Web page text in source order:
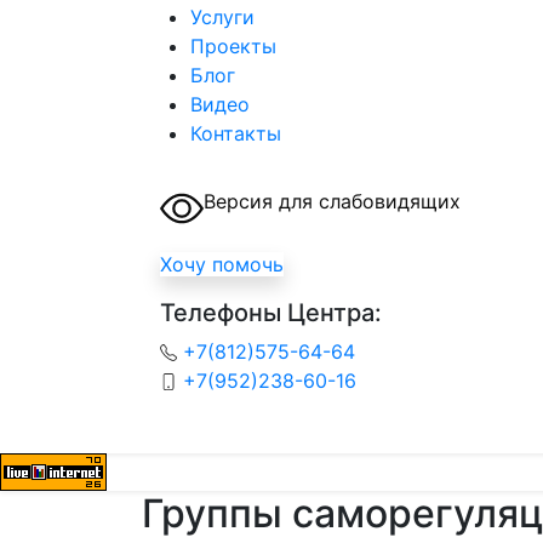
Услуги
Проекты
Блог
Видео
Контакты
Версия для слабовидящих
Хочу помочь
Телефоны Центра:
+7(812)575-64-64
+7(952)238-60-16
Группы